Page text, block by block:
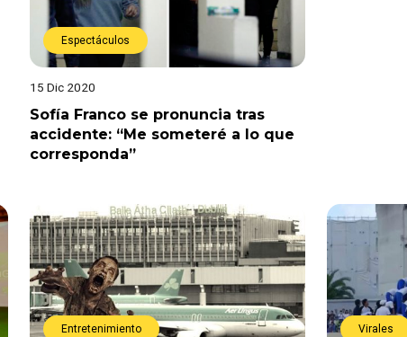
Espectáculos
15 Dic 2020
Sofía Franco se pronuncia tras
accidente: “Me someteré a lo que
corresponda”
Entretenimiento Virales